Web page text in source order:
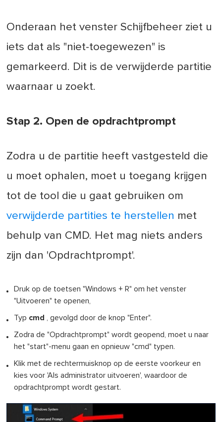
Onderaan het venster Schijfbeheer ziet u
iets dat als "niet-toegewezen" is
gemarkeerd. Dit is de verwijderde partitie
waarnaar u zoekt.
Stap 2. Open de opdrachtprompt
Zodra u de partitie heeft vastgesteld die
u moet ophalen, moet u toegang krijgen
tot de tool die u gaat gebruiken om
verwijderde partities te herstellen met
behulp van CMD. Het mag niets anders
zijn dan 'Opdrachtprompt'.
Druk op de toetsen "Windows + R" om het venster
"Uitvoeren" te openen,
Typ cmd , gevolgd door de knop "Enter".
Zodra de "Opdrachtprompt" wordt geopend, moet u naar
het "start"-menu gaan en opnieuw "cmd" typen.
Klik met de rechtermuisknop op de eerste voorkeur en
kies voor 'Als administrator uitvoeren', waardoor de
opdrachtprompt wordt gestart.